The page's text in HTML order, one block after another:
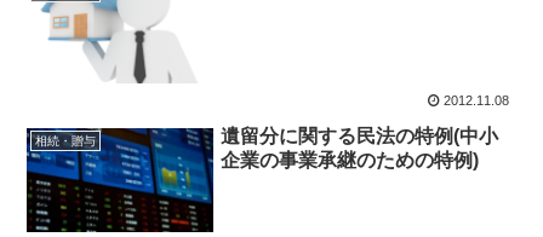
2012.11.08
相続・贈与
遺留分に関する民法の特例(中小
企業の事業承継のための特例)